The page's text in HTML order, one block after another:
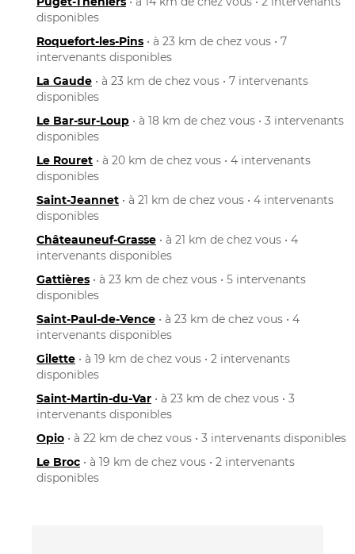
disponibles
Roquefort-les-Pins • à 23 km de chez vous • 7
intervenants disponibles
La Gaude • à 23 km de chez vous • 7 intervenants
disponibles
Le Bar-sur-Loup • à 18 km de chez vous • 3 intervenants
disponibles
Le Rouret • à 20 km de chez vous • 4 intervenants
disponibles
Saint-Jeannet • à 21 km de chez vous • 4 intervenants
disponibles
Châteauneuf-Grasse • à 21 km de chez vous • 4
intervenants disponibles
Gattières • à 23 km de chez vous • 5 intervenants
disponibles
Saint-Paul-de-Vence • à 23 km de chez vous • 4
intervenants disponibles
Gilette • à 19 km de chez vous • 2 intervenants
disponibles
Saint-Martin-du-Var • à 23 km de chez vous • 3
intervenants disponibles
Opio • à 22 km de chez vous • 3 intervenants disponibles
Le Broc • à 19 km de chez vous • 2 intervenants
disponibles